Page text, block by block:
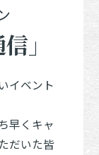
」
イベント
早くキャ
だいた皆